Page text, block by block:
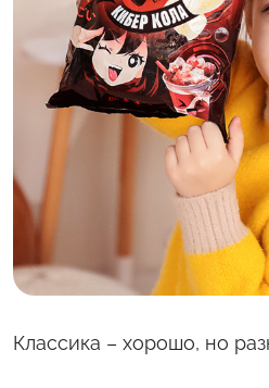
Классика – хорошо, но
С полей Алтая
Твоя Пятница